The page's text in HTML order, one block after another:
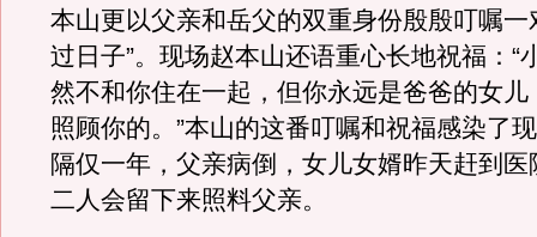
本山更以父亲和岳父的双重身份殷殷叮嘱一
过日子”。现场赵本山还语重心长地祝福：“
然不和你住在一起，但你永远是爸爸的女儿
照顾你的。”本山的这番叮嘱和祝福感染了
隔仅一年，父亲病倒，女儿女婿昨天赶到
二人会留下来照料父亲。